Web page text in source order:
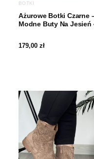
BOTKI
Ażurowe Botki Czarne
Modne Buty Na Jesień
179,00 zł